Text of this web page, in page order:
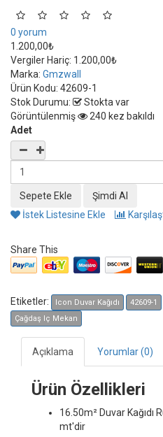
0 yorum
1.200,00₺
Vergiler Hariç: 1.200,00₺
Marka: Gmzwall
Ürün Kodu: 42609-1
Stok Durumu:
Stokta var
Görüntülenmiş
240 kez bakıldı
Adet
İstek Listesine Ekle
Share This
Etiketler: Icon Duvar Kağıdı 42609-1
Çağdaş Iç Mekan
Açıklama Yorumlar (0)
Ürün Özellikleri
16.50m² Duvar Kağıdı
mt'dir